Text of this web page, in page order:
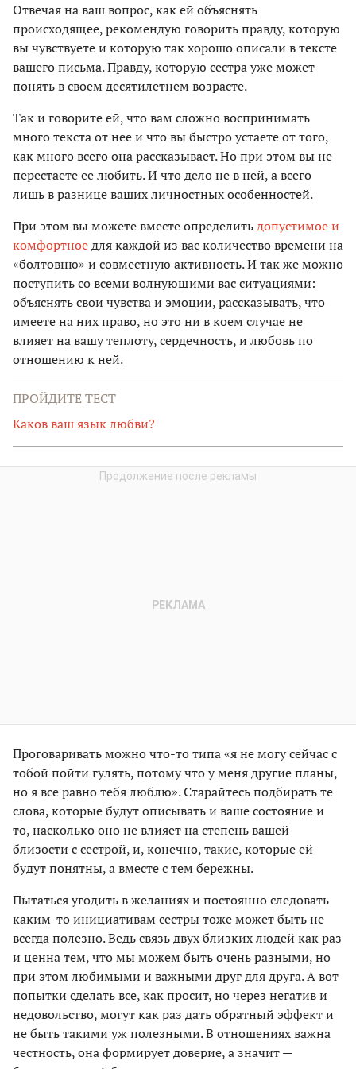
Отвечая на ваш вопрос, как ей объяснять
происходящее, рекомендую говорить правду, которую
вы чувствуете и которую так хорошо описали в тексте
вашего письма. Правду, которую сестра уже может
понять в своем десятилетнем возрасте.
Так и говорите ей, что вам сложно воспринимать
много текста от нее и что вы быстро устаете от того,
как много всего она рассказывает. Но при этом вы не
перестаете ее любить. И что дело не в ней, а всего
лишь в разнице ваших личностных особенностей.
При этом вы можете вместе определитьдопустимое и
комфортноедля каждой из вас количество времени на
«болтовню» и совместную активность. И так же можно
поступить со всеми волнующими вас ситуациями:
объяснять свои чувства и эмоции, рассказывать, что
имеете на них право, но это ни в коем случае не
влияет на вашу теплоту, сердечность, и любовь по
отношению к ней.
ПРОЙДИТЕ ТЕСТ
Каков ваш язык любви?
Проговаривать можно что-то типа «я не могу сейчас с
тобой пойти гулять, потому что у меня другие планы,
но я все равно тебя люблю». Старайтесь подбирать те
слова, которые будут описывать и ваше состояние и
то, насколько оно не влияет на степень вашей
близости с сестрой, и, конечно, такие, которые ей
будут понятны, а вместе с тем бережны.
Пытаться угодить в желаниях и постоянно следовать
каким-то инициативам сестры тоже может быть не
всегда полезно. Ведь связь двух близких людей как раз
и ценна тем, что мы можем быть очень разными, но
при этом любимыми и важными друг для друга. А вот
попытки сделать все, как просит, но через негатив и
недовольство, могут как раз дать обратный эффект и
не быть такими уж полезными. В отношениях важна
честность, она формирует доверие, а значит —